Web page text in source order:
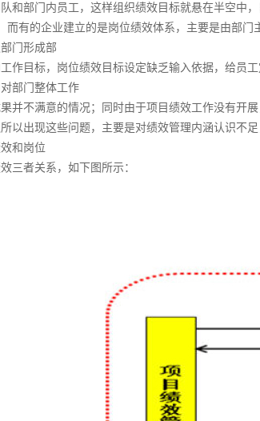
队和部门内员工，这样组织绩效目标就悬在半空中
而有的企业建立的是岗位绩效体系，主要是由部
门形成部
作目标，岗位绩效目标设定缺乏输入依据，给员
部门整体工作
并不满意的情况；同时由于项目绩效工作没有开
以出现这些问题，主要是对绩效管理内涵认识不
和岗位
三者关系，如下图所示：